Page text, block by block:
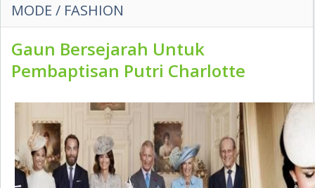
MODE / FASHION
Gaun Bersejarah Untuk
Pembaptisan Putri Charlotte